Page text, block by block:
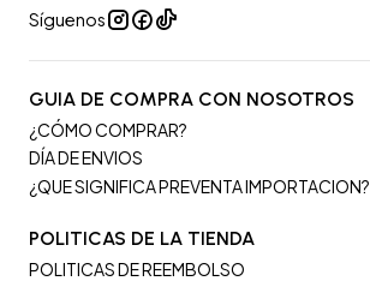
Síguenos
GUIA DE COMPRA CON NOSOTROS
¿CÓMO COMPRAR?
DÍA DE ENVIOS
¿QUE SIGNIFICA PREVENTA IMPORTACION?
POLITICAS DE LA TIENDA
POLITICAS DE REEMBOLSO